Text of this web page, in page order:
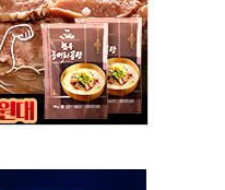
'삼중 부담'